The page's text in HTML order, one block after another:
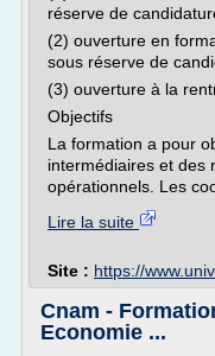
réserve de
(2) ouverture en
sous réserve de
(3) ouverture à la
Objectifs
La formation a pour
intermédiaires et des
opérationnels. Les
Lire la suite
Site : https://
Cnam -
Economie ...